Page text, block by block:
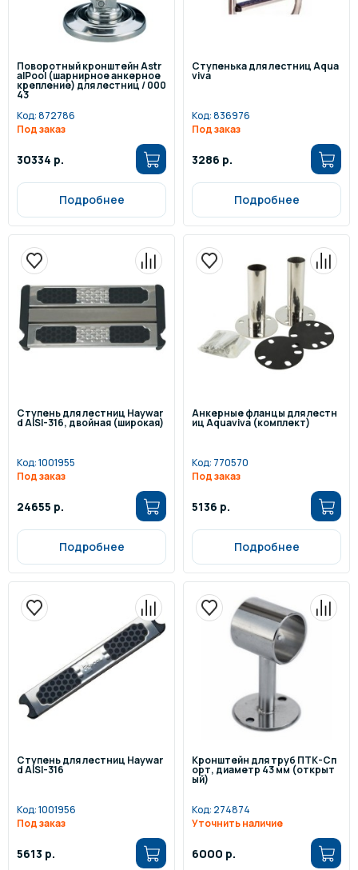
Поворотный кронштейн Astr
alPool (шарнирное анкерное
крепление) для лестниц / 000
43
Код:872786
Под заказ
30334 р.
Подробнее
Ступенька для лестниц Aqua
viva
Код:836976
Под заказ
3286 р.
Подробнее
Ступень для лестниц Haywar
d AISI-316, двойная (широкая)
Код:1001955
Под заказ
24655 р.
Подробнее
Анкерные фланцы для лестн
иц Aquaviva (комплект)
Код: 770570
Под заказ
5136 р.
Подробнее
Ступень для лестниц Haywar
d AISI-316
Код:1001956
Под заказ
5613 р.
Кронштейн для труб ПТК-Сп
орт, диаметр 43 мм (открыт
ый)
Код: 274874
Уточнить наличие
6000 р.